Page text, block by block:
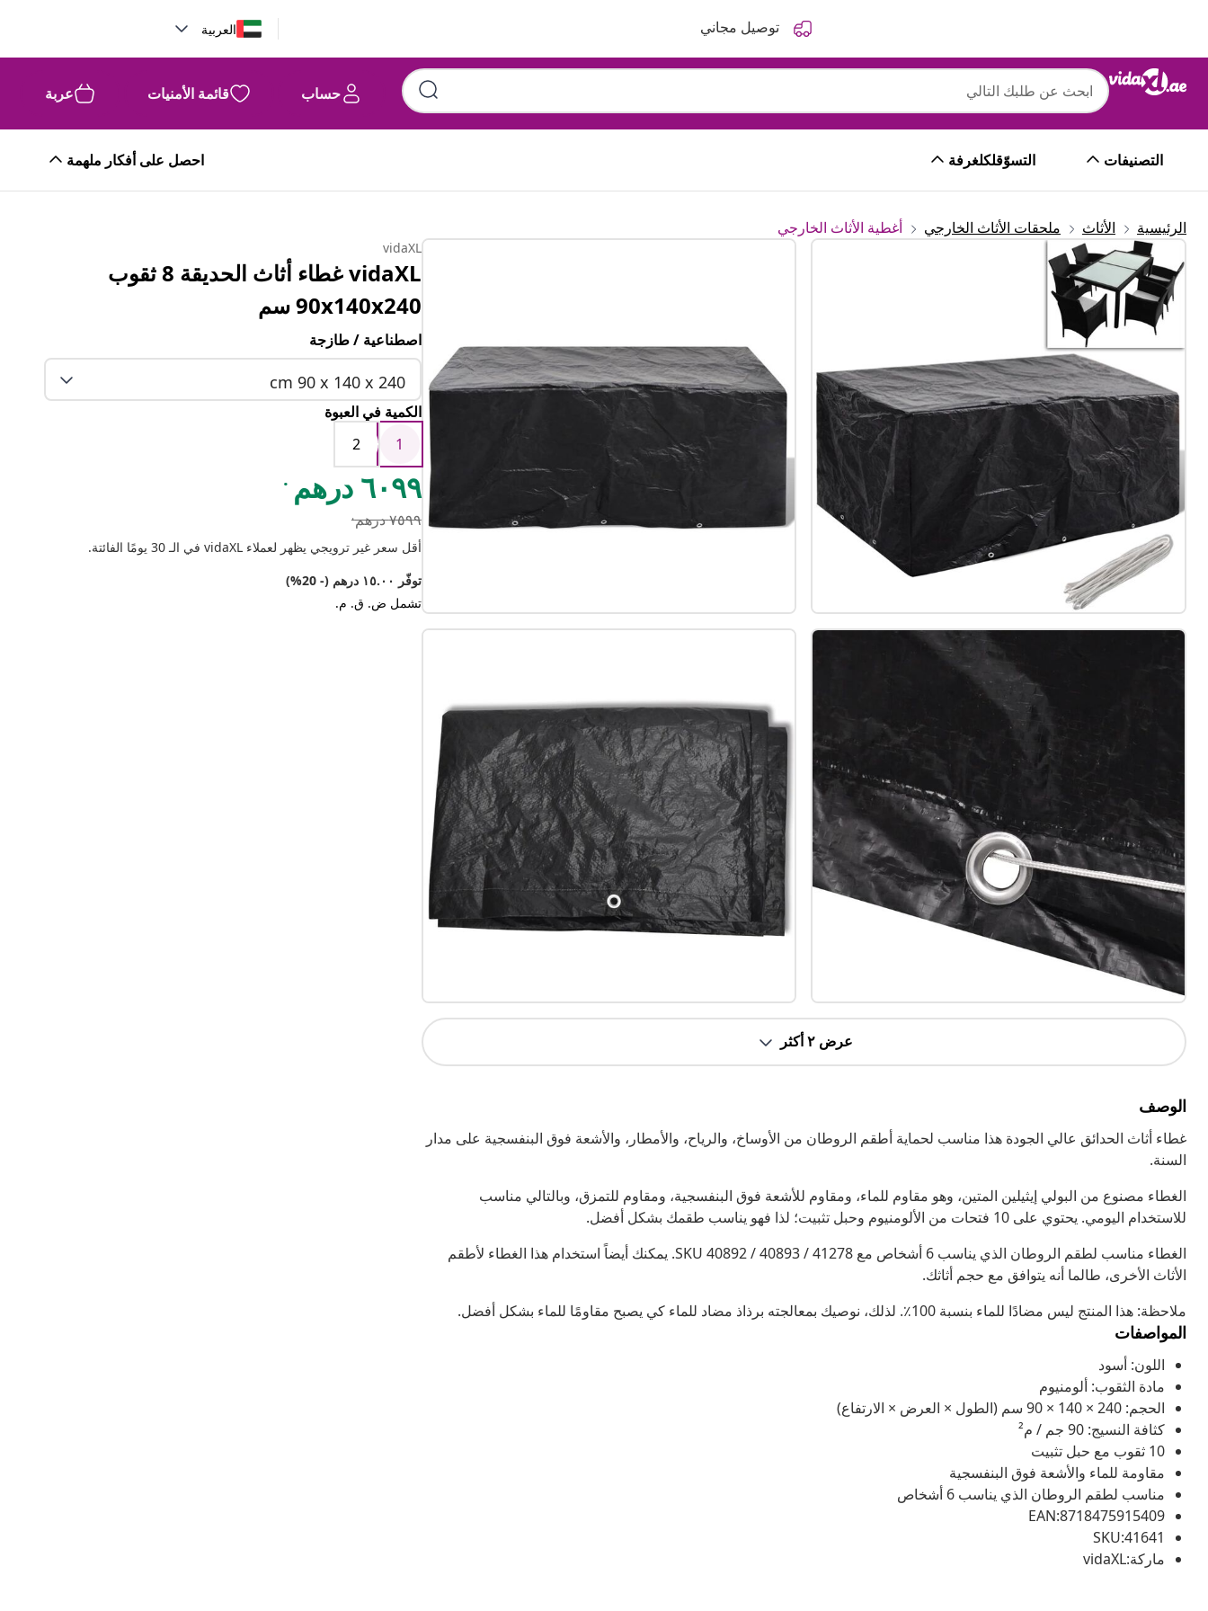
توصيل مجاني العربية
حساب قائمة الأمنيات عربة
التصنيفات التسوّقلكلغرفة احصل على أفكار ملهمة
الرئيسية الأثاث ملحقات الأثاث الخارجي أغطية الأثاث الخارجي
عرض ٢ أكثر
الوصف
غطاء أثاث الحدائق عالي الجودة هذا مناسب لحماية أطقم الروطان من الأوساخ، والرياح، والأمطار، والأشعة فوق البنفسجية على مدار
السنة.
الغطاء مصنوع من البولي إيثيلين المتين، وهو مقاوم للماء، ومقاوم للأشعة فوق البنفسجية، ومقاوم للتمزق، وبالتالي مناسب
للاستخدام اليومي. يحتوي على 10 فتحات من الألومنيوم وحبل تثبيت؛ لذا فهو يناسب طقمك بشكل أفضل.
الغطاء مناسب لطقم الروطان الذي يناسب 6 أشخاص مع SKU 40892 / 40893 / 41278. يمكنك أيضاً استخدام هذا الغطاء لأطقم
الأثاث الأخرى، طالما أنه يتوافق مع حجم أثاثك.
ملاحظة: هذا المنتج ليس مضادًا للماء بنسبة 100٪. لذلك، نوصيك بمعالجته برذاذ مضاد للماء كي يصبح مقاومًا للماء بشكل أفضل.
المواصفات
اللون: أسود
مادة الثقوب: ألومنيوم
الحجم: 240 × 140 × 90 سم (الطول × العرض × الارتفاع)
كثافة النسيج: 90 جم / م²
10 ثقوب مع حبل تثبيت
مقاومة للماء والأشعة فوق البنفسجية
مناسب لطقم الروطان الذي يناسب 6 أشخاص
EAN:8718475915409
SKU:41641
ماركة:vidaXL
vidaXL
vidaXL غطاء أثاث الحديقة 8 ثقوب
90x140x240 سم
اصطناعية / طازجة
cm 90 x 140 x 240
الكمية في العبوة
1
2
٦٠٩٩ درهم .
٧٥٩٩ درهم .
أقل سعر غير ترويجي يظهر لعملاء vidaXL في الـ 30 يومًا الفائتة.
توفّر ١٥.٠٠ درهم (- 20%)
تشمل ض. ق. م.